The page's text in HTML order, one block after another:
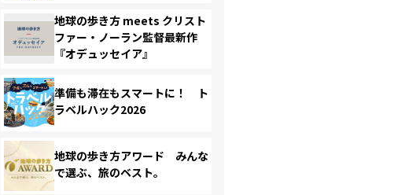
地球の歩き方 meets クリスト
ファー・ノーラン監督最新作
『オデュッセイア』
準備も滞在もスマートに！ ト
ラベルハック2026
地球の歩き方アワード みんな
で選ぶ、旅のベスト。